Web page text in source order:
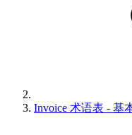
Invoice 术语表 - 基